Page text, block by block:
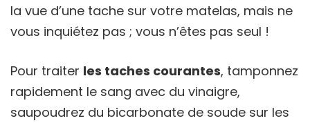
la vue d’une tache sur votre matelas, mais ne
vous inquiétez pas ; vous n’êtes pas seul !
Pour traiter les taches courantes, tamponnez
rapidement le sang avec du vinaigre,
saupoudrez du bicarbonate de soude sur les